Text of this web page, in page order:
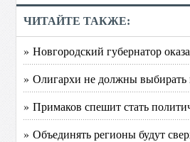
ЧИТАЙТЕ ТАКЖЕ:
» Новгородский губернатор
» Олигархи не должны выбирать
» Примаков спешит стать
» Объединять регионы будут